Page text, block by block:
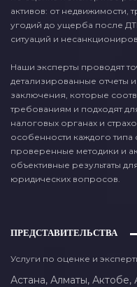
активов: от недвижимости,
угодий до ущерба после
ситуаций и
Наши эксперты проводят
детализированные отчеты
заключения, которые
требованиям и подходят
налоговых органах и
особенности каждого
проверенные методики и
объективные результаты
юридических вопросов.
ПРЕДСТАВИТЕЛЬСТВА
Услуги по оценке и
Астана, Алматы, Актобе,